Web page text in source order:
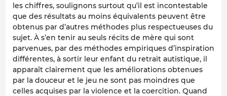
les chiffres, soulignons surtout qu’il est incontestable
que des résultats au moins équivalents peuvent être
obtenus par d’autres méthodes plus respectueuses du
sujet. À s’en tenir au seuls récits de mère qui sont
parvenues, par des méthodes empiriques d’inspiration
différentes, à sortir leur enfant du retrait autistique, il
apparaît clairement que les améliorations obtenues
par la douceur et le jeu ne sont pas moindres que
celles acquises par la violence et la coercition. Quand